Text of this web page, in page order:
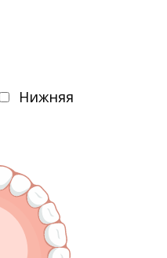
Нижняя